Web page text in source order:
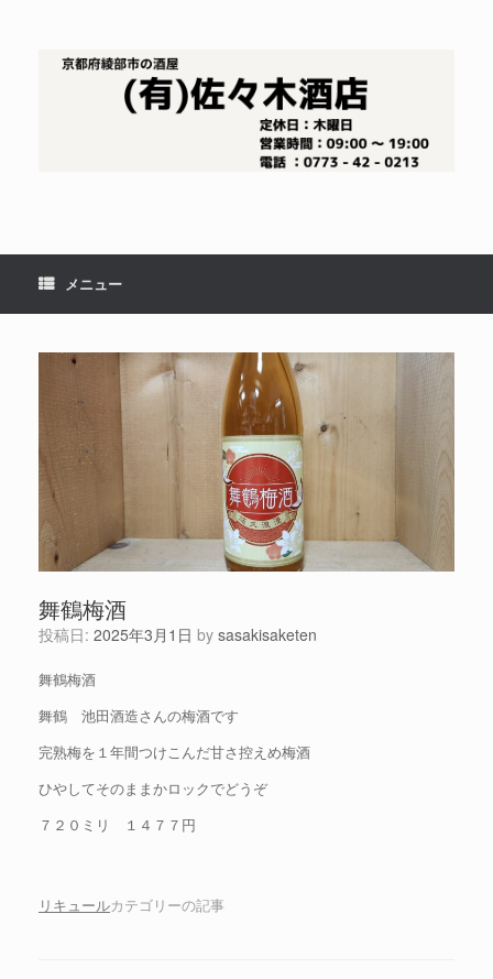
メニュー
舞鶴梅酒
投稿日: 2025年3月1日 by sasakisaketen
舞鶴梅酒
舞鶴 池田酒造さんの梅酒です
完熟梅を１年間つけこんだ甘さ控えめ梅酒
ひやしてそのままかロックでどうぞ
７２０ミリ １４７７円
リキュールカテゴリーの記事